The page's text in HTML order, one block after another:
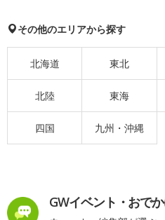
その他のエリアから探す
北海道 東北
北陸 東海
四国 九州・沖縄
GWイベント・おで